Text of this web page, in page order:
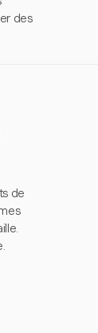
des
de